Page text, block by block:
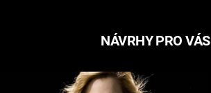
NÁVRHY PRO VÁS